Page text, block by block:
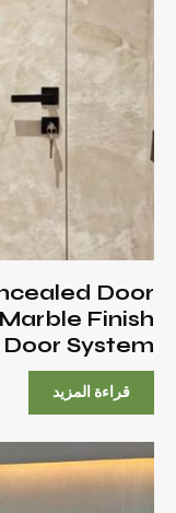
Door
Finish
Door System
قراءة المزيد